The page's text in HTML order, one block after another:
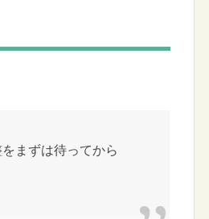
まずは待ってから